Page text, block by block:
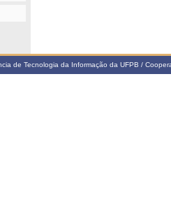
de Tecnologia da Informação da UFPB /